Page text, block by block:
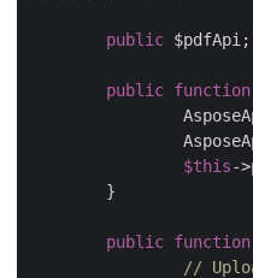
public $pdfApi;
public function
$this-
public function
//